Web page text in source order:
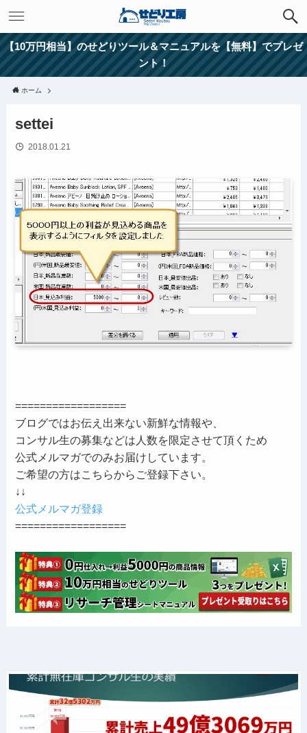
【10万円相当】のせどりツール＆マニュアルを【無料】でプレゼ
ント！
ホーム
settei
2018.01.21
==================
ブログではお伝え出来ない新鮮な情報や、
コンサル生の募集などは人数を限定させて頂くため
公式メルマガでのみお届けしています。
ご希望の方はこちらからご登録下さい。
↓↓
公式メルマガ登録
==================